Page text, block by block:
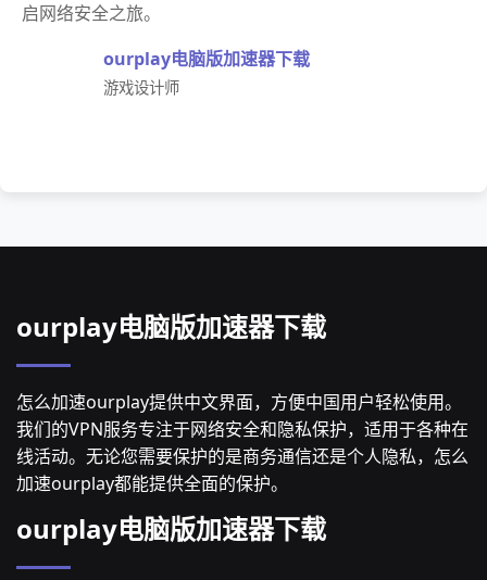
启网络安全之旅。
ourplay电脑版加速器下载
游戏设计师
ourplay电脑版加速器下载
怎么加速ourplay提供中文界面，方便中国用户轻松使用。
我们的VPN服务专注于网络安全和隐私保护，适用于各种在
线活动。无论您需要保护的是商务通信还是个人隐私，怎么
加速ourplay都能提供全面的保护。
ourplay电脑版加速器下载